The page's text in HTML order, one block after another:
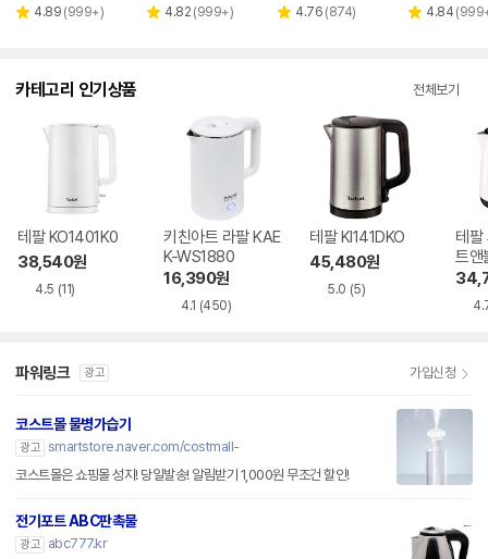
별 4.89 리
(999+)
페이
별 4.82 리
(999+)
페이
별 4.76 리
(874)
별 4.84 리
(
카테고리 인기상품 전체보기
테팔 KO1401K0
38,540원
4.5 (11)
키친아트 라팔 KAE
K-WS1880
16,390원
4.1 (450)
테팔 KI141DKO
45,480원
5.0 (5)
테팔
트앤
파워링크 광고 가입신청
코스트몰 물병가습기
광고 smartstore.naver.com/costmall-
코스트몰은 쇼핑몰 성지! 당일발송! 알림받기 1,000원 무조건 할인!
전기포트 ABC판촉물
광고
abc777.kr